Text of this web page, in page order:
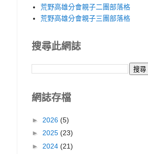
荒野高雄分會親子二團部落格
荒野高雄分會親子三團部落格
搜尋此網誌
網誌存檔
► 2026 (5)
► 2025 (23)
► 2024 (21)